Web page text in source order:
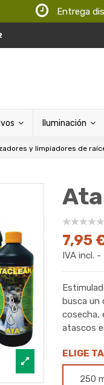
Entrega
Iluminación
y limpiadores de
7,95
IVA incl. -
busca un
cosecha,
atascos
ELIGE
250